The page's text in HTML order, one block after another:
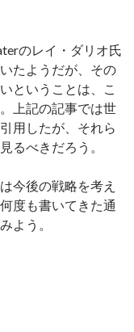
のレイ・ダリオ氏
たようだが、その
ということは、こ
上記の記事では世
用したが、それら
るべきだろう。
今後の戦略を考え
度も書いてきた通
よう。
価がいずれ暴落する